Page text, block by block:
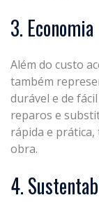
3. Economia
Além do custo
também
durável e de
reparos e
rápida e prática,
obra.
4.